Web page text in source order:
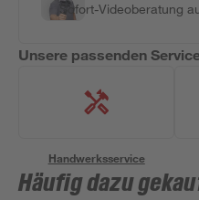
Sofort-Videoberatung
Unsere passenden
Handwerksservice
Häufig dazu